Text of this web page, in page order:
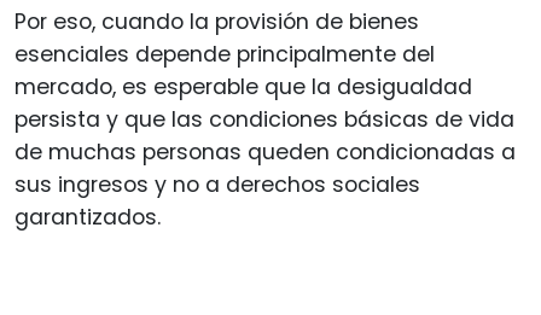
Por eso, cuando la provisión de bienes
esenciales depende principalmente del
mercado, es esperable que la desigualdad
persista y que las condiciones básicas de vida
de muchas personas queden condicionadas a
sus ingresos y no a derechos sociales
garantizados.